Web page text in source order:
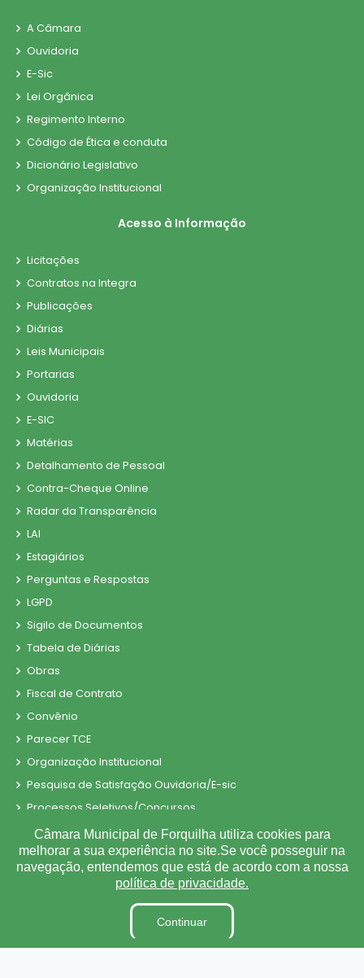
A Câmara
Ouvidoria
E-Sic
Lei Orgânica
Regimento Interno
Código de Ética e conduta
Dicionário Legislativo
Organização Institucional
Acesso à Informação
Licitações
Contratos na Integra
Publicações
Diárias
Leis Municipais
Portarias
Ouvidoria
E-SIC
Matérias
Detalhamento de Pessoal
Contra-Cheque Online
Radar da Transparência
LAI
Estagiários
Perguntas e Respostas
LGPD
Sigilo de Documentos
Tabela de Diárias
Obras
Fiscal de Contrato
Convênio
Parecer TCE
Organização Institucional
Pesquisa de Satisfação Ouvidoria/E-sic
Processos Seletivos/Concursos
Processo de Contratação Eletrônico
Tabela de Diárias
Terceirizados
Relatório de Gestão Municipal
Câmara Municipal de Forquilha utiliza cookies para
melhorar a sua experiência no site.Se você posseguir na
navegação, entendemos que está de acordo com a nossa
política de privacidade.
Continuar